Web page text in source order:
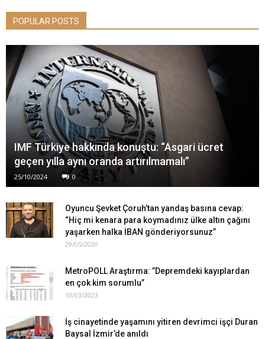
POPULAR POSTS
IMF Türkiye hakkında konuştu: “Asgari ücret
geçen yılla aynı oranda artırılmamalı”
25/10/2024 0
Oyuncu Şevket Çoruh’tan yandaş basına cevap:
“Hiç mi kenara para koymadınız ülke altın çağını
yaşarken halka İBAN gönderiyorsunuz”
29/05/2020
MetroPOLL Araştırma: ”Depremdeki kayıplardan
en çok kim sorumlu”
10/03/2023
İş cinayetinde yaşamını yitiren devrimci işçi Duran
Baysal İzmir’de anıldı